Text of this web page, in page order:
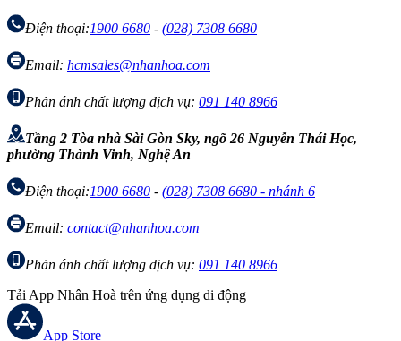
Điện thoại:1900 6680 - (028) 7308 6680
Email: hcmsales@nhanhoa.com
Phản ánh chất lượng dịch vụ: 091 140 8966
Tầng 2 Tòa nhà Sài Gòn Sky, ngõ 26 Nguyễn Thái Học,
phường Thành Vinh, Nghệ An
Điện thoại:1900 6680 - (028) 7308 6680 - nhánh 6
Email: contact@nhanhoa.com
Phản ánh chất lượng dịch vụ: 091 140 8966
Tải App Nhân Hoà trên ứng dụng di động
App Store